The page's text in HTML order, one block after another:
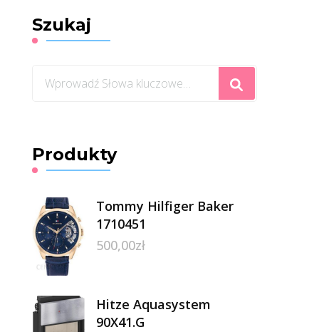
Szukaj
Szukasz
Produkty
Tommy Hilfiger Baker
1710451
500,00zł
Hitze Aquasystem
90X41.G